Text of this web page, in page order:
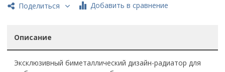
Поделиться Добавить в сравнение
Описание
Эксклюзивный биметаллический дизайн-радиатор для